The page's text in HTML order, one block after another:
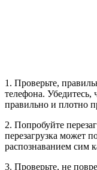
1. Проверьте,
телефона. Убедитесь,
правильно и плотно
2. Попробуйте
перезагрузка может
распознаванием сим
3. Проверьте, не